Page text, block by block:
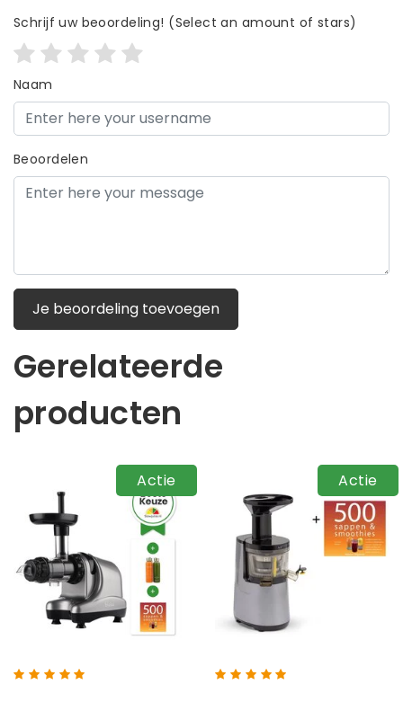
Schrijf uw beoordeling! (Select an amount of stars)
Naam
Beoordelen
Je beoordeling toevoegen
Gerelateerde
producten
Actie Actie